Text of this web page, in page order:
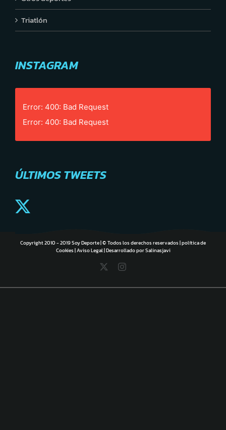
Triatlón
INSTAGRAM
Error: 400: Bad Request
Error: 400: Bad Request
ÚLTIMOS TWEETS
Copyright 2010 - 2019 Soy Deporte | © Todos los derechos reservados |política de
Cookies|Aviso Legal| Desarrollado porSalinasjavi
Instagram